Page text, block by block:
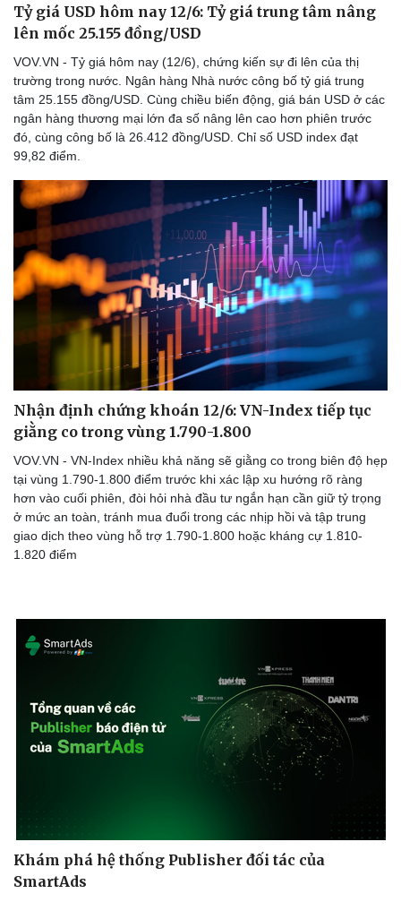
Doanh nghiệp
Thông tin doanh nghiệp
Doanh nghiệp 24h
Doanh nhân
Vì cộng đồng
Công nghệ
Sành điệu
Tin Công nghệ
Trải nghiệm
Tỷ giá USD hôm nay 12/6: Tỷ giá trung tâm nâng
lên mốc 25.155 đồng/USD
VOV.VN - Tỷ giá hôm nay (12/6), chứng kiến sự đi lên của thị
trường trong nước. Ngân hàng Nhà nước công bố tỷ giá trung
tâm 25.155 đồng/USD. Cùng chiều biến động, giá bán USD ở các
ngân hàng thương mại lớn đa số nâng lên cao hơn phiên trước
đó, cùng công bố là 26.412 đồng/USD. Chỉ số USD index đạt
99,82 điểm.
Nhận định chứng khoán 12/6: VN-Index tiếp tục
giằng co trong vùng 1.790-1.800
VOV.VN - VN-Index nhiều khả năng sẽ giằng co trong biên độ hẹp
tại vùng 1.790-1.800 điểm trước khi xác lập xu hướng rõ ràng
hơn vào cuối phiên, đòi hỏi nhà đầu tư ngắn hạn cần giữ tỷ trọng
ở mức an toàn, tránh mua đuổi trong các nhịp hồi và tập trung
giao dịch theo vùng hỗ trợ 1.790-1.800 hoặc kháng cự 1.810-
1.820 điểm
Khám phá hệ thống Publisher đối tác của
SmartAds